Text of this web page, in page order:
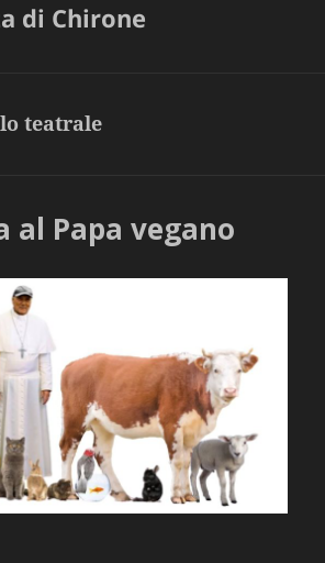
di Chirone
teatrale
al Papa vegano